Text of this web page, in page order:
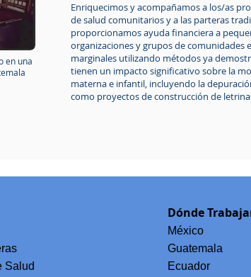
en una
Enriquecimos y acompañamos a los/as
de salud comunitarios y a las parteras
proporcionamos ayuda financiera a
organizaciones y grupos de comunidades
marginales utilizando métodos ya
tienen un impacto significativo sobre la
materna e infantil, incluyendo la
como proyectos de construcción de
Salud
Dónde
México
Guatemala
Ecuador